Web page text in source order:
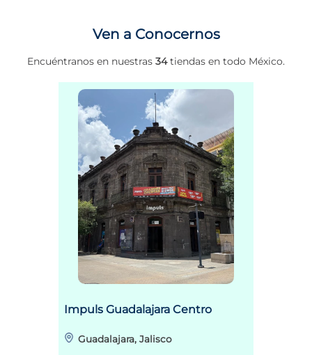
Ven a Conocernos
Encuéntranos en nuestras 34tiendas en todo México.
Impuls Guadalajara Centro
Guadalajara, Jalisco